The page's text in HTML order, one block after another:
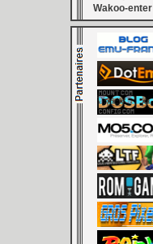
Wakoo-enter